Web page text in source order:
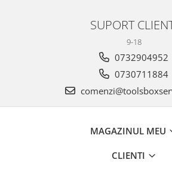
Set prelungitoare
Trusa imbus hex,torx,ribe,M-uri
SUPORT
9-18
0732904952
0730711884
MAGAZINUL MEU
CLIENTI